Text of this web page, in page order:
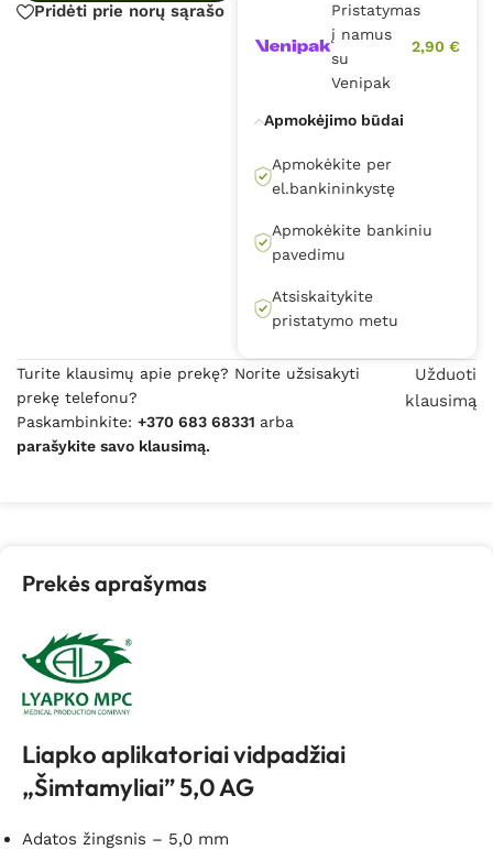
Pridėti prie norų sąrašo
Pristatymas
į namus
su
Venipak
2,90 €
Apmokėjimo būdai
Apmokėkite per
el.bankininkystę
Apmokėkite bankiniu
pavedimu
Atsiskaitykite
pristatymo metu
Turite klausimų apie prekę? Norite užsisakyti
prekę telefonu?
Paskambinkite: +370 683 68331 arba
parašykite savo klausimą.
Užduoti
klausimą
Prekės aprašymas
Liapko aplikatoriai vidpadžiai
„Šimtamyliai” 5,0 AG
Adatos žingsnis – 5,0 mm